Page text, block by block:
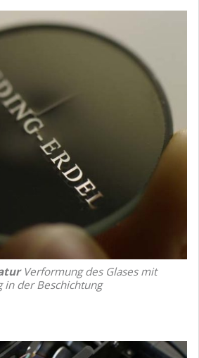
Verformung des Glases mit
in der Beschichtung